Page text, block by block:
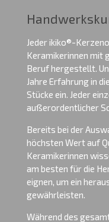
Jeder ikiko®-
Keramikerinnen mit
Beruf hergestellt.
Jahre Erfahrung in
Stücke ein. Jeder
außerordentlicher
Bereits bei der
höchsten Wert auf
Keramikerinnen
am besten für die
eignen, um ein
gewährleisten.
Während des